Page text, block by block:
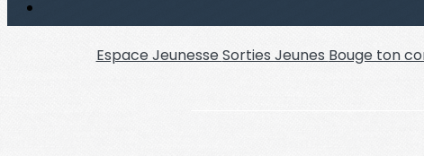
Espace JeunesseSorties Jeunes Bouge ton